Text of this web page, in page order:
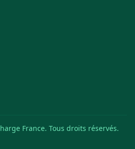
France. Tous droits réservés.